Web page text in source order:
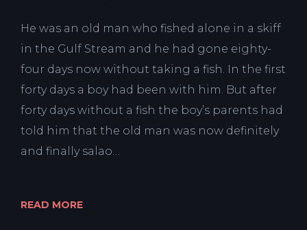
He was an old man who fished alone in a skiff
in the Gulf Stream and he had gone eighty-
four days now without taking a fish. In the first
forty days a boy had been with him. But after
forty days without a fish the boy’s parents had
told him that the old man was now definitely
and finally salao…
READ MORE